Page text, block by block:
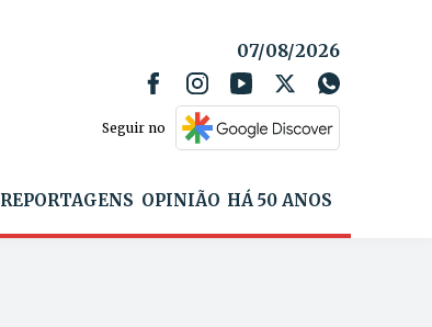
07/08/2026
Seguir no
REPORTAGENS OPINIÃO HÁ 50 ANOS